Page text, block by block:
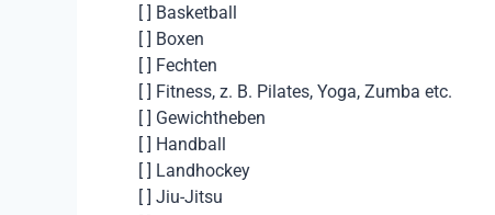
[ ] Basketball
[ ] Boxen
[ ] Fechten
[ ] Fitness, z. B. Pilates, Yoga, Zumba etc.
[ ] Gewichtheben
[ ] Handball
[ ] Landhockey
[ ] Jiu-Jitsu